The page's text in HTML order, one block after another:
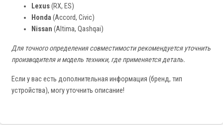
Lexus(RX, ES)
Honda (Accord, Civic)
Nissan (Altima, Qashqai)
Для точного определения совместимости рекомендуется уточнить
производителя и модель техники, где применяется деталь.
Если у вас есть дополнительная информация (бренд, тип
устройства), могу уточнить описание!